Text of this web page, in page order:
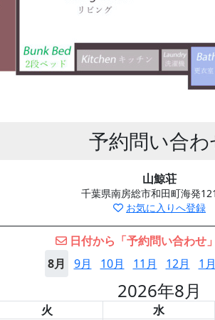
予約問い合わ
山鯨荘
千葉県南房総市和田町海発
お気に入りへ登録
日付から「予約問い合わせ
8月
9月 10月 11月 12月 1月
2026年8月
火 水